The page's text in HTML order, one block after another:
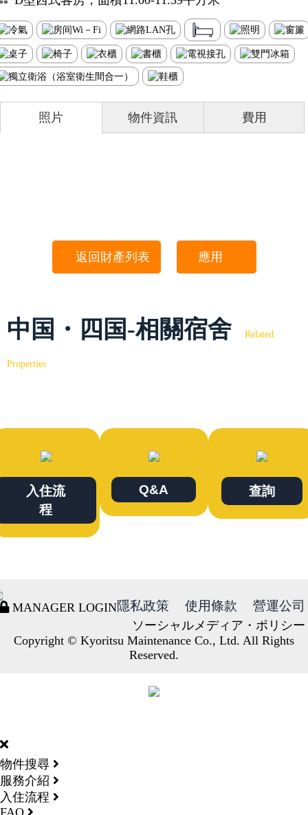
照片 物件資訊 費用
返回財產列表 應用
中国・四国-相關宿舍 Related
Properties
入住流
程
Q&A 查詢
MANAGER LOGIN隱私政策 使用條款 營運公司
ソーシャルメディア・ポリシー
Copyright © Kyoritsu Maintenance Co., Ltd. All Rights
Reserved.
物件搜尋
服務介紹
入住流程
FAQ